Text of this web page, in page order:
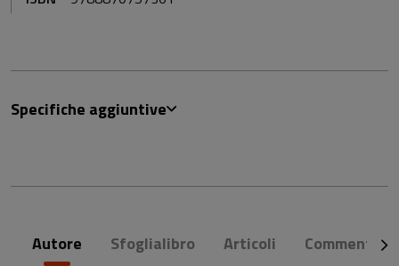
Specifiche aggiuntive
Autore Sfoglialibro Articoli Commenti